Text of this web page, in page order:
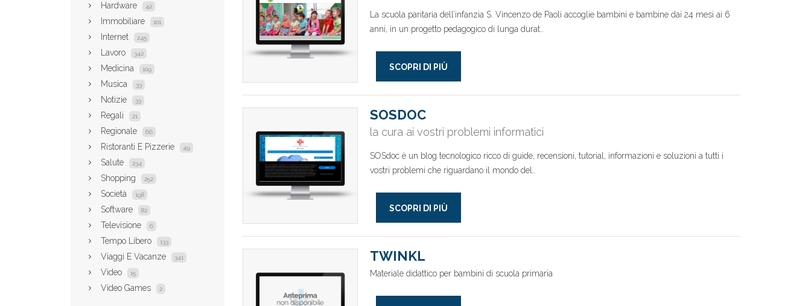
Hardware 42
Immobiliare 101
Internet 245
Lavoro 342
Medicina 109
Musica 33
Notizie 33
Regali 21
Regionale 66
Ristoranti E Pizzerie 49
Salute 234
Shopping 252
Società 198
Software 82
Televisione 6
Tempo Libero 133
Viaggi E Vacanze 341
Video 15
Video Games 2
La scuola paritaria dell’infanzia S. Vincenzo de Paoli accoglie bambini e bambine dai 24 mesi ai 6
anni, in un progetto pedagogico di lunga durat..
SCOPRI DI PIÙ
SOSDOC
la cura ai vostri problemi informatici
SOSdoc è un blog tecnologico ricco di guide, recensioni, tutorial, informazioni e soluzioni a tutti i
vostri problemi che riguardano il mondo del..
SCOPRI DI PIÙ
TWINKL
Materiale didattico per bambini di scuola primaria